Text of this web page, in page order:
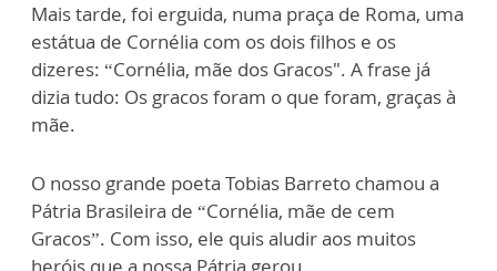
Mais tarde, foi erguida, numa praça de Roma, uma
estátua de Cornélia com os dois filhos e os
dizeres: “Cornélia, mãe dos Gracos". A frase já
dizia tudo: Os gracos foram o que foram, graças à
mãe.
O nosso grande poeta Tobias Barreto chamou a
Pátria Brasileira de “Cornélia, mãe de cem
Gracos”. Com isso, ele quis aludir aos muitos